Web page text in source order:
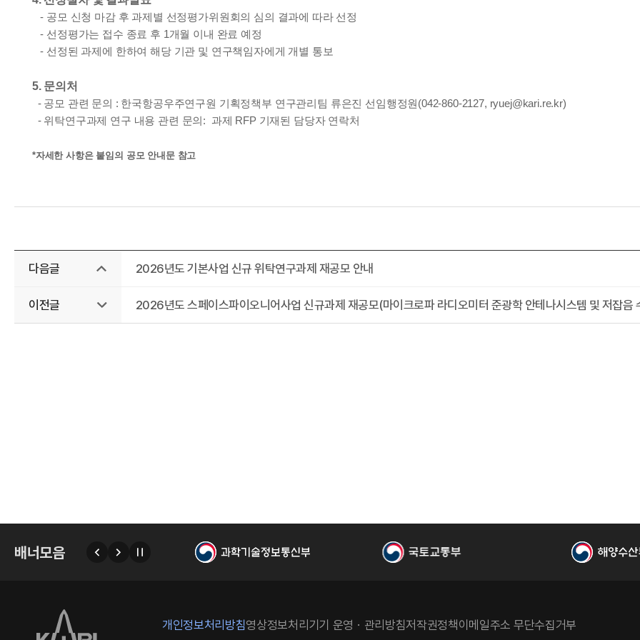
우
주
구
- 공모 신청 마감 후 과제별 선정평가위원회의 심의 결과에 따라 선정
- 선정평가는 접수 종료 후 1개월 이내 완료 예정
- 선정된 과제에 한하여 해당 기관 및 연구책임자에게 개별 통보
5. 문의처
- 공모 관련 문의 : 한국항공우주연구원 기획정책부 연구관리팀 류은진 선임행정원(042-860-2127, ryuej@kari.re.kr)
- 위탁연구과제 연구 내용 관련 문의: 과제 RFP 기재된 담당자 연락처
*자세한 사항은 붙임의 공모 안내문 참고
다음글 2026년도 기본사업 신규 위탁연구과제 재공모 안내
이전글 2026년도 스페이스파이오니어사업 신규과제 재공모(마이크로파 라디오미터 준광학 안테나시스템 및 저잡음
배너모음
이
다
자
개인정보처리방침영상정보처리기기 운영ㆍ관리방침저작권정책이메일주소 무단수집거부